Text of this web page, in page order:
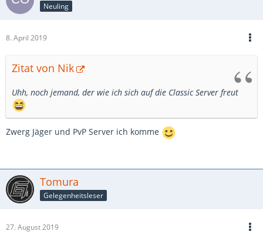
Neuling
8. April 2019
Zitat von Nik
Uhh, noch jemand, der wie ich sich auf die Classic Server freut
Zwerg Jäger und PvP Server ich komme
Tomura
Gelegenheitsleser
27. August 2019